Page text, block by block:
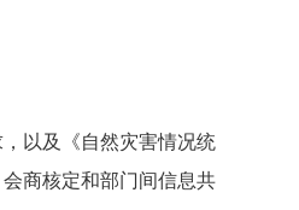
以及《自然灾害情况统
商核定和部门间信息共